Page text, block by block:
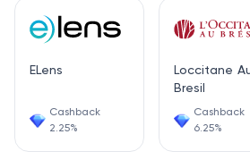
ELens
Cashback
2.25%
Loccitane
Bresil
Cashback
6.25%